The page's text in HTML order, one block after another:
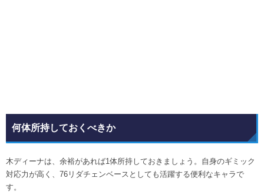
何体所持しておくべきか
木ディーナは、余裕があれば1体所持しておきましょう。自身のギミック
対応力が高く、76リダチェンベースとしても活躍する便利なキャラで
す。